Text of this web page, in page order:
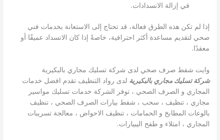
في إزالة الانسدادات.
إذا لم تكن هذه الطرق فعالة، قد تحتاج إلى الاستعانة بخدمات فني
صحي لتقديم مساعدة أكثر احترافية، خاصةً إذا كان الانسداد عميقًا أو
معقدًا.
وايت شفط صرف صحي لدى شركة تسليك مجاري بالبكيرية
شركة تسليك مجاري بالبكيرية لدى رواد التنظيف تقدم افضل خدمات
المجاري و الصرف الصحي ، توفر الشركة خدمات تسليك مواسير
مجاري ، تنظيف ، سحب ، شفط بيارات الصرف الصحي ، تنظيف
بالوعات المطابخ و الحمامات ، تنظيف الاحواض ، معالجة تسريبات
المجاري ، امتلاء و طفح اليبيارات.